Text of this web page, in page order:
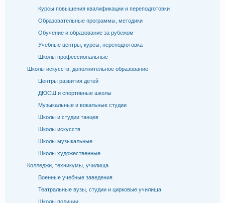
Курсы повышения квалификации и переподготовки
Образовательные программы, методики
Обучение и образование за рубежом
Учебные центры, курсы, переподготовка
Школы профессиональные
Школы искусств, дополнительное образование
Центры развития детей
ДЮСШ и спортивные школы
Музыкальные и вокальные студии
Школы и студии танцев
Школы искусств
Школы музыкальные
Школы художественные
Колледжи, техникумы, училища
Военные учебные заведения
Театральные вузы, студии и цирковые училища
Школы полиции